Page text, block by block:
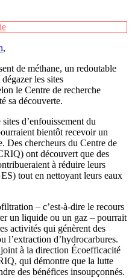
,
de méthane, un redoutable
les sites
le Centre de recherche
sa découverte.
d’enfouissement du
bientôt recevoir un
Des chercheurs du Centre de
ont découvert que des
à réduire leurs
tout en nettoyant leurs eaux
– c’est-à-dire le recours
un liquide ou un gaz – pourrait
activités qui génèrent des
l’extraction d’hydrocarbures.
à la direction Écoefficacité
qui démontre que la lutte
des bénéfices insoupçonnés.